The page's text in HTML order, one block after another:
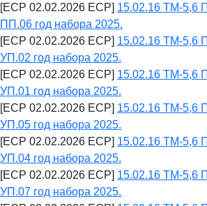
[ECP 02.02.2026 ECP] 15.02.16 ТМ-5,6
ПП.06 год набора 2025.
[ECP 02.02.2026 ECP] 15.02.16 ТМ-5,6
УП.02 год набора 2025.
[ECP 02.02.2026 ECP] 15.02.16 ТМ-5,6
УП.01 год набора 2025.
[ECP 02.02.2026 ECP] 15.02.16 ТМ-5,6
УП.05 год набора 2025.
[ECP 02.02.2026 ECP] 15.02.16 ТМ-5,6
УП.04 год набора 2025.
[ECP 02.02.2026 ECP] 15.02.16 ТМ-5,6
УП.07 год набора 2025.